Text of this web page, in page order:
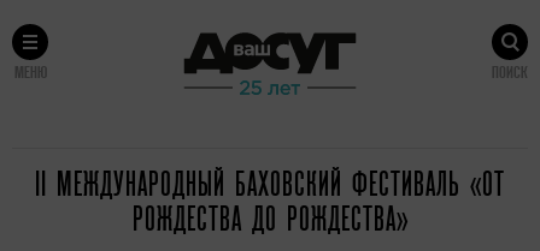
МЕНЮ ПОИСК
II МЕЖДУНАРОДНЫЙ БАХОВСКИЙ ФЕСТИВАЛЬ «ОТ
РОЖДЕСТВА ДО РОЖДЕСТВА»